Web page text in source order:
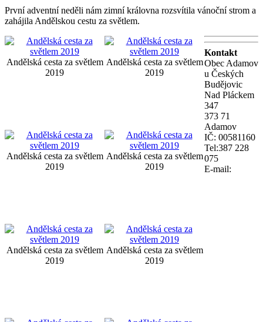
První adventní neděli nám zimní královna rozsvítila vánoční strom a
zahájila Andělskou cestu za světlem.
Andělská cesta za světlem
2019
Andělská cesta za světlem
2019
Andělská cesta za světlem
2019
Andělská cesta za světlem
2019
Andělská cesta za světlem
2019
Andělská cesta za světlem
2019
Kontakt
Obec Adamov
u Českých
Budějovic
Nad Pláckem
347
373 71
Adamov
IČ: 00581160
Tel:387 228
075
E-mail: